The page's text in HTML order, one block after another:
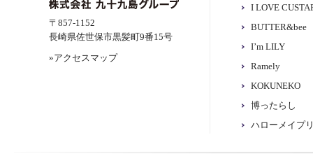
〒857-1152
長崎県佐世保市黒髪町9番15号
»アクセスマップ
I LOVE
BUTTER&bee
I’m LILY
Ramely
KOKUNEKO
博ったらし
ハローメイプ